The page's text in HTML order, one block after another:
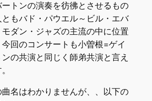
トンの演奏を彷彿とさせるもの
もバド・パウエル～ビル・エバ
ダン・ジャズの主流の中に位置
今回のコンサートも小曽根=ゲイ
の共演と同じく師弟共演と言え
名はわかりませんが、、以下の